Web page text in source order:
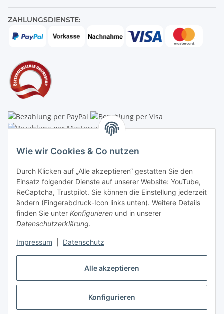
Alle akzeptieren
Konfigurieren
Wie wir Cookies & Co nutzen
Durch Klicken auf „Alle akzeptieren“ gestatten Sie den
Einsatz folgender Dienste auf unserer Website: YouTube,
ReCaptcha, Trustpilot. Sie können die Einstellung jederzeit
ändern (Fingerabdruck-Icon links unten). Weitere Details
finden Sie unter Konfigurieren und in unserer
Datenschutzerklärung.
Impressum Datenschutz
ZAHLUNGSDIENSTE:
Schauraum & Verkauf: Pfarrwald 46
Buchhaltung: Königleiten 11
A-3354 Wolfsbach
+43747782730
shop@krippen-shop.at
www.krippen-shop.at
Vertrag widerrufen